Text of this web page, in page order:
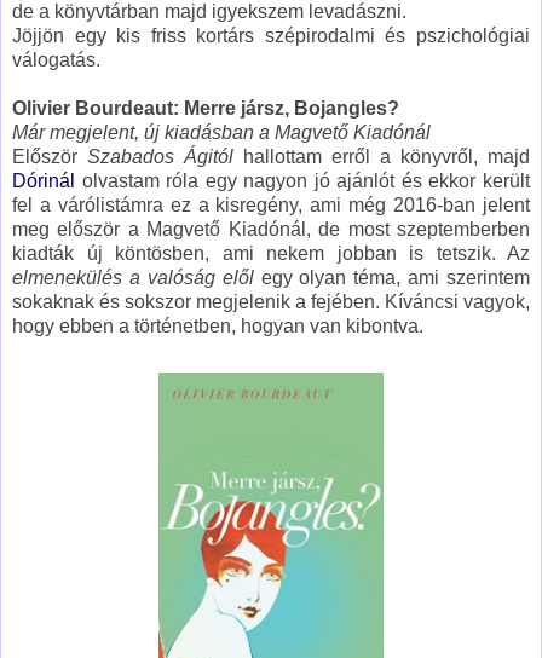
de a könyvtárban majd igyekszem levadászni.
Jöjjön egy kis friss kortárs szépirodalmi és pszichológiai
válogatás.
Olivier Bourdeaut: Merre jársz, Bojangles?
Már megjelent, új kiadásban a Magvető Kiadónál
Először Szabados Ágitól hallottam erről a könyvről, majd
Dórinál
olvastam róla egy nagyon jó ajánlót és ekkor került
fel a várólistámra ez a kisregény, ami még 2016-ban jelent
meg először a Magvető Kiadónál, de most szeptemberben
kiadták új köntösben, ami nekem jobban is tetszik. Az
elmenekülés a valóság elől egy olyan téma, ami szerintem
sokaknak és sokszor megjelenik a fejében. Kíváncsi vagyok,
hogy ebben a történetben, hogyan van kibontva.